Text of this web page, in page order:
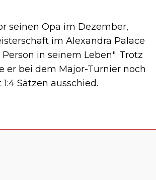
seinen Opa im Dezember,
im Alexandra Palace
in seinem Leben". Trotz
er bei dem Major-Turnier noch
Sätzen ausschied.